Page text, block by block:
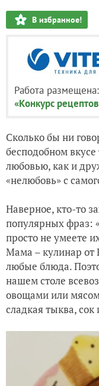
В избранное!
Работа размещена:
«Конкурс
Сколько бы ни
бесподобном
любовью, как и
«нелюбовь» с
Наверное, кто-то
популярных фраз:
просто не умеете
Мама – кулинар от
любые блюда.
нашем столе
овощами или
сладкая тыква,